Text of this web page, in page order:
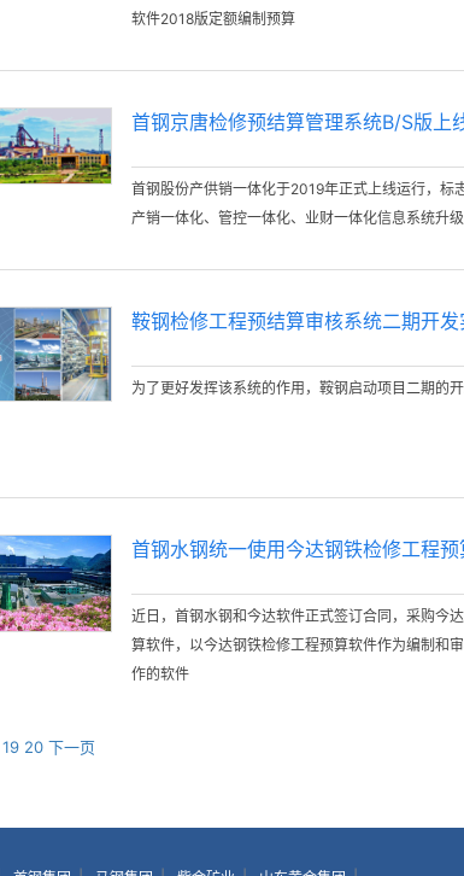
软件2018版定额编制预算
首钢京唐检修预结算管理系统B/S版上
首钢股份产供销一体化于2019年正式上线运行，标
产销一体化、管控一体化、业财一体化信息系统升
鞍钢检修工程预结算审核系统二期开发
为了更好发挥该系统的作用，鞍钢启动项目二期的
首钢水钢统一使用今达钢铁检修工程
近日，首钢水钢和今达软件正式签订合同，采购今
算软件，以今达钢铁检修工程预算软件作为编制和
作的软件
19 20 下一页